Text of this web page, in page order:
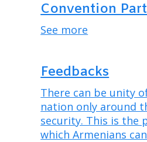
Convention
See more
Feedbacks
There can be unity
nation only around
security. This is the
which Armenians